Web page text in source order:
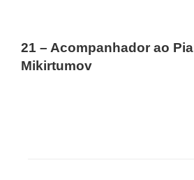
21 – Acompanhador ao
Mikirtumov